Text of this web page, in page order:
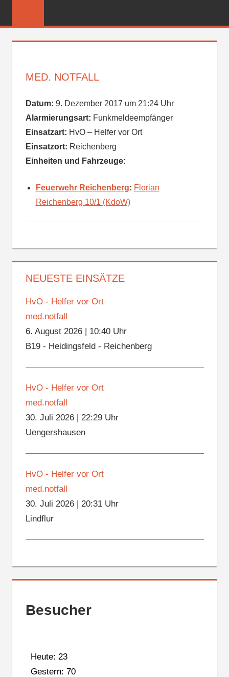
FEUERWEHR
MED. NOTFALL
Datum: 9. Dezember 2017 um 21:24 Uhr
Alarmierungsart: Funkmeldeempfänger
Einsatzart: HvO – Helfer vor Ort
Einsatzort: Reichenberg
Einheiten und Fahrzeuge:
Feuerwehr Reichenberg: Florian
Reichenberg 10/1 (KdoW)
NEUESTE EINSÄTZE
HvO - Helfer vor Ort
med.notfall
6. August 2026| 10:40 Uhr
B19 - Heidingsfeld - Reichenberg
HvO - Helfer vor Ort
med.notfall
30. Juli 2026| 22:29 Uhr
Uengershausen
HvO - Helfer vor Ort
med.notfall
30. Juli 2026| 20:31 Uhr
Lindflur
Besucher
Heute: 23
Gestern: 70